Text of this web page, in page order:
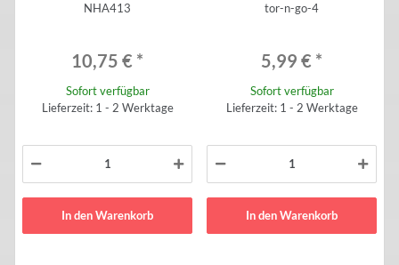
NHA413
10,75 € *
Sofort verfügbar
Lieferzeit: 1 - 2 Werktage
In den Warenkorb
tor-n-go-4
5,99 € *
Sofort verfügbar
Lieferzeit: 1 - 2 Werktage
In den Warenkorb